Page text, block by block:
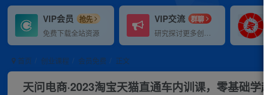
VIP会员 抢先
免费下载全站资源
VIP交流 群聊
研究探讨更多创业项目路子。
首页 创业课程 会员免费 正文
天问电商·2023淘宝天猫直通车内训课，零基础学